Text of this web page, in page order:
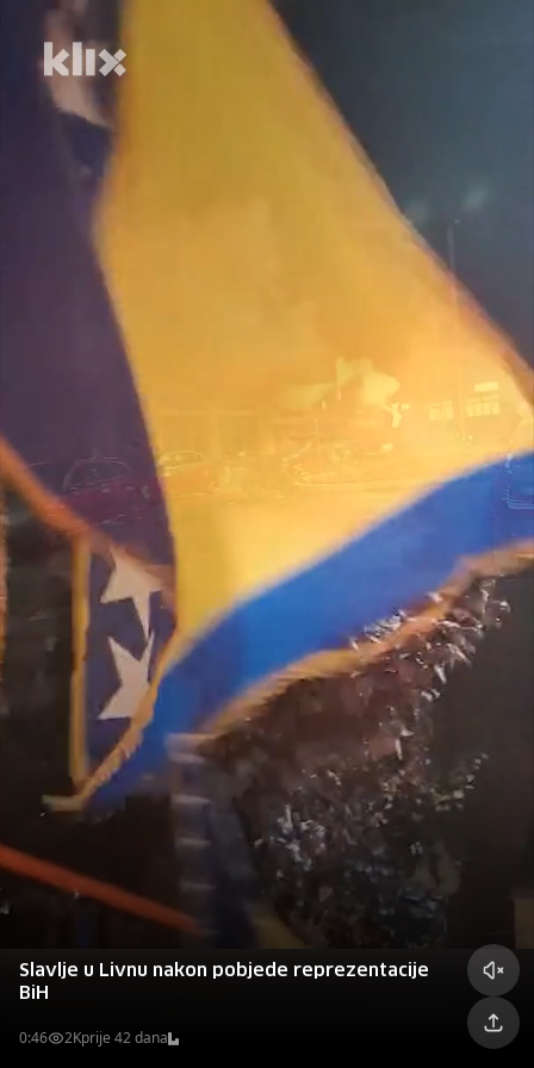
Slavlje u Livnu nakon pobjede reprezentacije
BiH
0:46 2Kprije 42 dana